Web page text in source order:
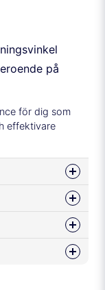
på
för dig som
effektivare
passa